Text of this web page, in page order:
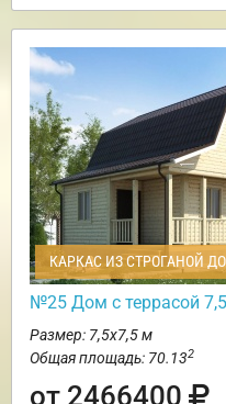
КАРКАС ИЗ СТРОГАНОЙ
№25 Дом с террасой
Размер: 7,5х7,5 м
Общая площадь: 70.132
от 2466400